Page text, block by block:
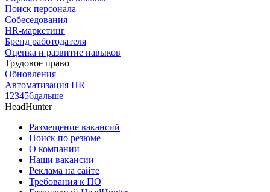
Поиск персонала
Собеседования
HR-маркетинг
Бренд работодателя
Оценка и развитие навыков
Трудовое право
Обновления
Автоматизация HR
1 23456дальше
HeadHunter
Размещение вакансий
Поиск по резюме
О компании
Наши вакансии
Реклама на сайте
Требования к ПО